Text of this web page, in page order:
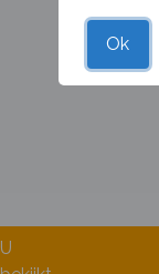
U
Ok